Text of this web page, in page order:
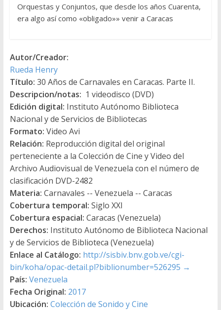
Orquestas y Conjuntos, que desde los años Cuarenta,
era algo así como «obligado»» venir a Caracas
Autor/Creador:
Rueda Henry
Título: 30 Años de Carnavales en Caracas. Parte II.
Descripcion/notas: 1 videodisco (DVD)
Edición digital: Instituto Autónomo Biblioteca
Nacional y de Servicios de Bibliotecas
Formato: Video Avi
Relación: Reproducción digital del original
perteneciente a la Colección de Cine y Video del
Archivo Audiovisual de Venezuela con el número de
clasificación DVD-2482
Materia: Carnavales -- Venezuela -- Caracas
Cobertura temporal: Siglo XXI
Cobertura espacial: Caracas (Venezuela)
Derechos: Instituto Autónomo de Biblioteca Nacional
y de Servicios de Biblioteca (Venezuela)
Enlace al Catálogo: http://sisbiv.bnv.gob.ve/cgi-
bin/koha/opac-detail.pl?biblionumber=526295 →
País: Venezuela
Fecha Original: 2017
Ubicación: Colección de Sonido y Cine